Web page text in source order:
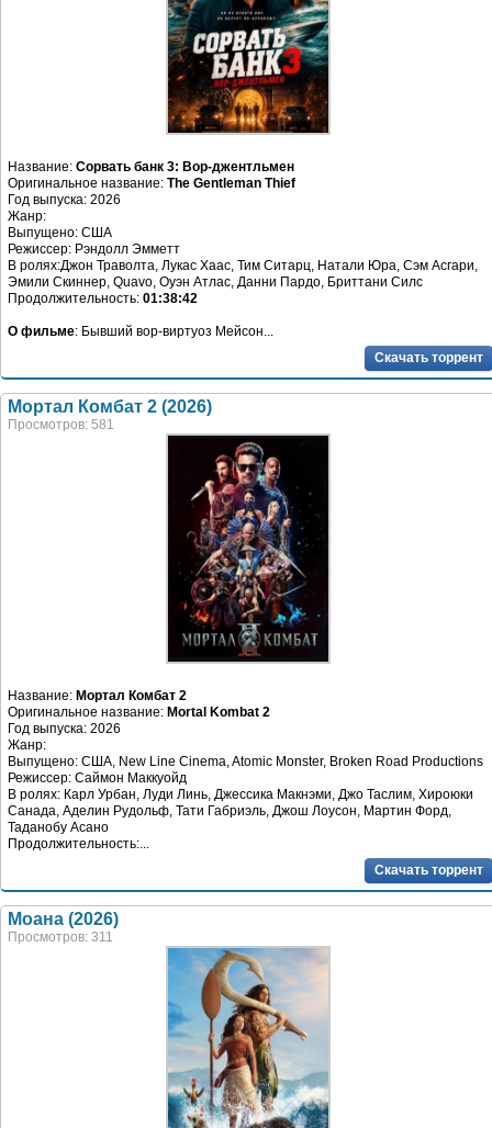
Название: Сорвать банк 3: Вор-джентльмен
Оригинальное название: The Gentleman Thief
Год выпуска: 2026
Жанр:
Выпущено: США
Режиссер: Рэндолл Эмметт
В ролях:Джон Траволта, Лукас Хаас, Тим Ситарц, Натали Юра, Сэм Асгари,
Эмили Скиннер, Quavo, Оуэн Атлас, Данни Пардо, Бриттани Силс
Продолжительность: 01:38:42
О фильме: Бывший вор-виртуоз Мейсон...
Скачать торрент
Мортал Комбат 2 (2026)
Просмотров: 581
Название: Мортал Комбат 2
Оригинальное название: Mortal Kombat 2
Год выпуска: 2026
Жанр:
Выпущено: США, New Line Cinema, Atomic Monster, Broken Road Productions
Режиссер: Саймон Маккуойд
В ролях: Карл Урбан, Луди Линь, Джессика Макнэми, Джо Таслим, Хироюки
Санада, Аделин Рудольф, Тати Габриэль, Джош Лоусон, Мартин Форд,
Таданобу Асано
Продолжительность:...
Скачать торрент
Моана (2026)
Просмотров: 311